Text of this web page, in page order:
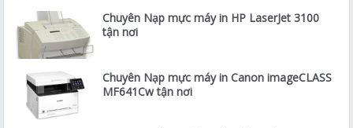
Chuyên Nạp mực máy in HP LaserJet 3100
tận nơi
Chuyên Nạp mực máy in Canon imageCLASS
MF641Cw tận nơi